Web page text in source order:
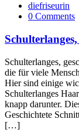
diefriseurin
0 Comments
Schulterlanges,
die für viele
Hier sind einige
Schulterlanges
knapp darunter.
Geschichtete
[…]